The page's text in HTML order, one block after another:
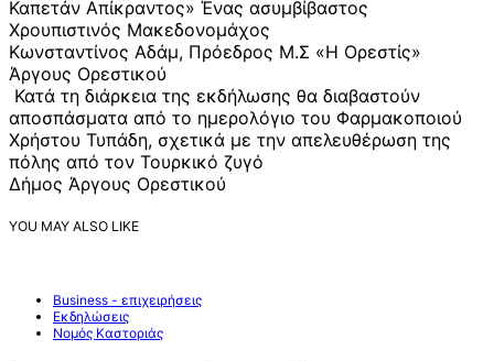
Καπετάν Απίκραντος» Ένας ασυμβίβαστος
Χρουπιστινός Μακεδονομάχος
Κωνσταντίνος Αδάμ, Πρόεδρος Μ.Σ «Η Ορεστίς»
Άργους Ορεστικού
Κατά τη διάρκεια της εκδήλωσης θα διαβαστούν
αποσπάσματα από το ημερολόγιο του Φαρμακοποιού
Χρήστου Τυπάδη, σχετικά με την απελευθέρωση της
πόλης από τον Τουρκικό ζυγό
Δήμος Άργους Ορεστικού
YOU MAY ALSO LIKE
Business - επιχειρήσεις
Εκδηλώσεις
Νομός Καστοριάς